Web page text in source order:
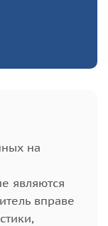
на
являются
вправе